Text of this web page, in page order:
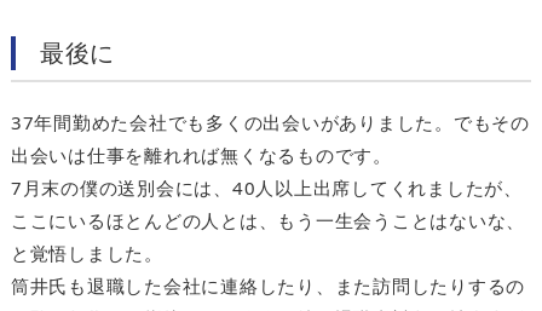
最後に
37年間勤めた会社でも多くの出会いがありました。でもその
出会いは仕事を離れれば無くなるものです。
7月末の僕の送別会には、40人以上出席してくれましたが、
ここにいるほとんどの人とは、もう一生会うことはないな、
と覚悟しました。
筒井氏も退職した会社に連絡したり、また訪問したりするの